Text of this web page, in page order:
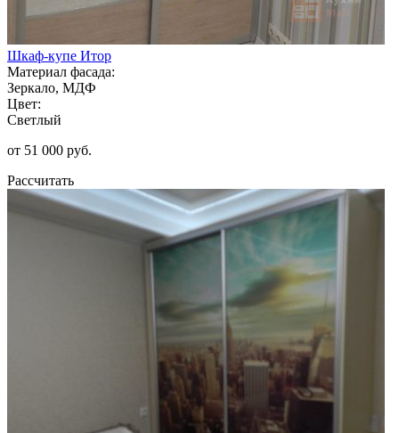
Шкаф-купе Итор
Материал фасада:
Зеркало, МДФ
Цвет:
Светлый
от 51 000 руб.
Рассчитать